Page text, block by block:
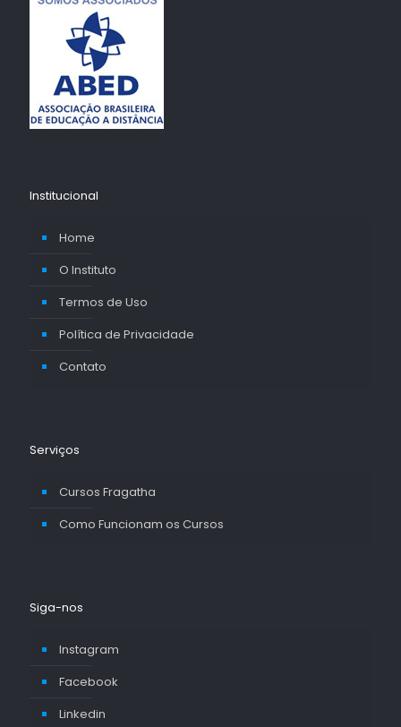
Institucional
Home
O Instituto
Termos de Uso
Política de Privacidade
Contato
Serviços
Cursos Fragatha
Como Funcionam os Cursos
Siga-nos
Instagram
Facebook
Linkedin